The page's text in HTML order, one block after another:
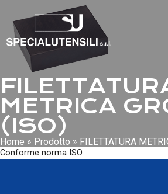
METRICA
(ISO)
Home » Prodotto » FILETTATURA
Conforme norma ISO.